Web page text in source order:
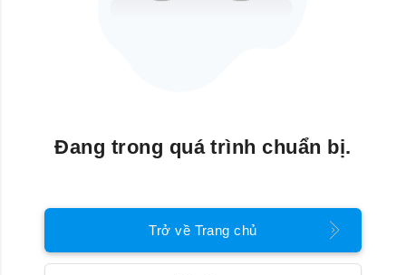
Đang trong quá trình chuẩn bị.
Trở về Trang chủ